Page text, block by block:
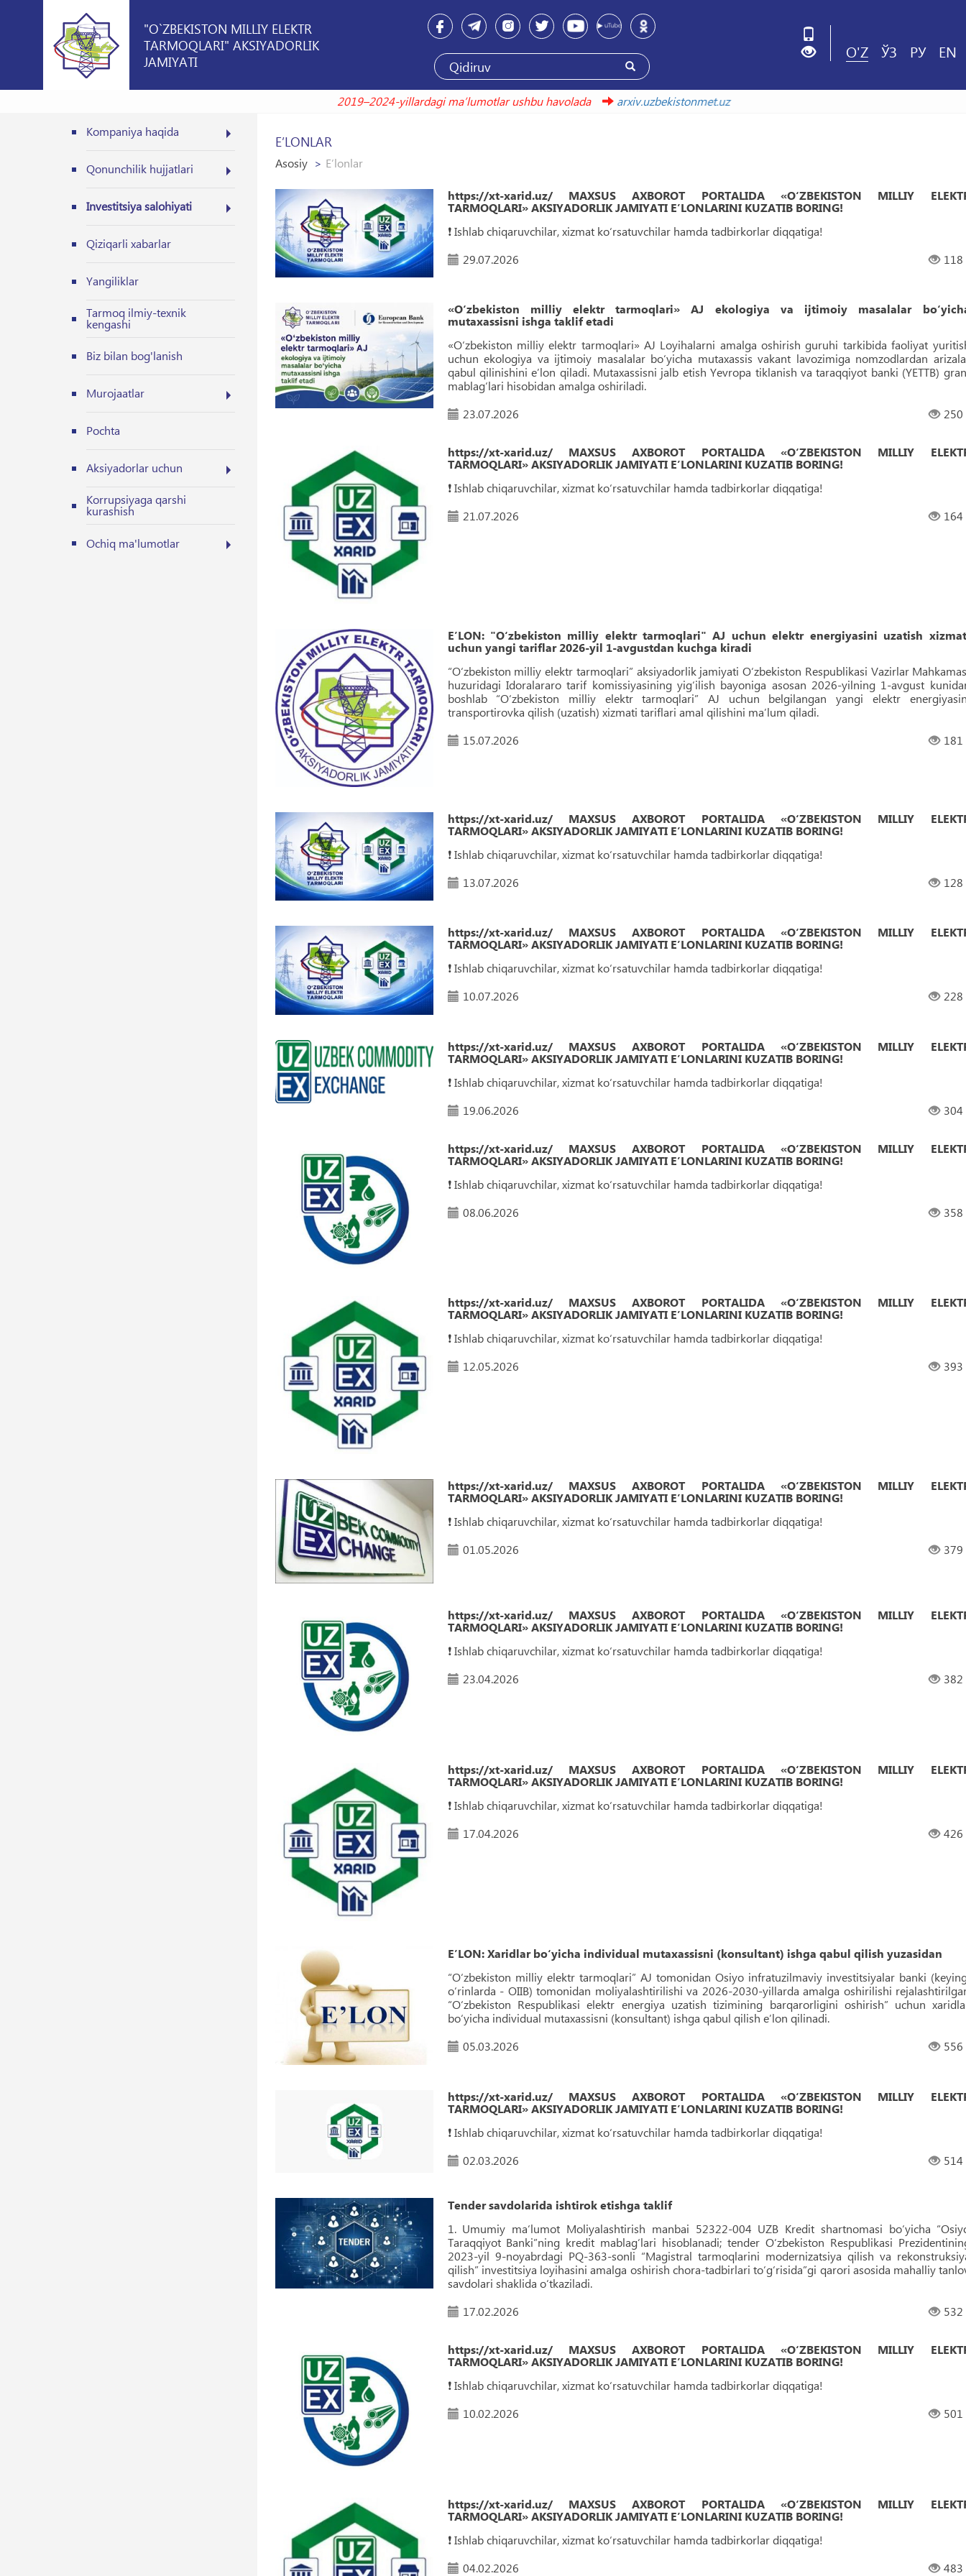
"O`ZBEKISTON MILLIY ELEKTR
TARMOQLARI" AKSIYADORLIK
JAMIYATI
O'Z ЎЗ РУ EN
2019–2024-yillardagi maʼlumotlar ushbu havolada
arxiv.uzbekistonmet.uz
Kompaniya haqida
Qonunchilik hujjatlari
Investitsiya salohiyati
Qiziqarli xabarlar
Yangiliklar
Tarmoq ilmiy-texnik
kengashi
Biz bilan bog'lanish
Murojaatlar
Pochta
Aksiyadorlar uchun
Korrupsiyaga qarshi
kurashish
Ochiq ma'lumotlar
E’LONLAR
Asosiy E’lonlar
https://xt-xarid.uz/ MAXSUS AXBOROT PORTALIDA «O‘ZBEKISTON MILLIY
TARMOQLARI» AKSIYADORLIK JAMIYATI EʼLONLARINI KUZATIB BORING!
❗️ Ishlab chiqaruvchilar, xizmat ko‘rsatuvchilar hamda tadbirkorlar diqqatiga!
29.07.2026
118
«O‘zbekiston milliy elektr tarmoqlari» AJ ekologiya va ijtimoiy masalalar
mutaxassisni ishga taklif etadi
«O‘zbekiston milliy elektr tarmoqlari» AJ Loyihalarni amalga oshirish guruhi tarkibida faoliyat
uchun ekologiya va ijtimoiy masalalar bo‘yicha mutaxassis vakant lavozimiga nomzodlardan
qabul qilinishini eʼlon qiladi. Mutaxassisni jalb etish Yevropa tiklanish va taraqqiyot banki (YETTB)
mablag‘lari hisobidan amalga oshiriladi.
23.07.2026
250
https://xt-xarid.uz/ MAXSUS AXBOROT PORTALIDA «O‘ZBEKISTON MILLIY
TARMOQLARI» AKSIYADORLIK JAMIYATI EʼLONLARINI KUZATIB BORING!
❗️ Ishlab chiqaruvchilar, xizmat ko‘rsatuvchilar hamda tadbirkorlar diqqatiga!
21.07.2026
164
EʼLON: "O‘zbekiston milliy elektr tarmoqlari" AJ uchun elektr energiyasini uzatish
uchun yangi tariflar 2026-yil 1-avgustdan kuchga kiradi
“O‘zbekiston milliy elektr tarmoqlari” aksiyadorlik jamiyati O‘zbekiston Respublikasi Vazirlar
huzuridagi Idoralararo tarif komissiyasining yig‘ilish bayoniga asosan 2026-yilning 1-avgust
boshlab “O‘zbekiston milliy elektr tarmoqlari” AJ uchun belgilangan yangi elektr
transportirovka qilish (uzatish) xizmati tariflari amal qilishini maʼlum qiladi.
15.07.2026
181
https://xt-xarid.uz/ MAXSUS AXBOROT PORTALIDA «O‘ZBEKISTON MILLIY
TARMOQLARI» AKSIYADORLIK JAMIYATI EʼLONLARINI KUZATIB BORING!
❗️ Ishlab chiqaruvchilar, xizmat ko‘rsatuvchilar hamda tadbirkorlar diqqatiga!
13.07.2026
128
https://xt-xarid.uz/ MAXSUS AXBOROT PORTALIDA «O‘ZBEKISTON MILLIY
TARMOQLARI» AKSIYADORLIK JAMIYATI EʼLONLARINI KUZATIB BORING!
❗️ Ishlab chiqaruvchilar, xizmat ko‘rsatuvchilar hamda tadbirkorlar diqqatiga!
10.07.2026
228
https://xt-xarid.uz/ MAXSUS AXBOROT PORTALIDA «O‘ZBEKISTON MILLIY
TARMOQLARI» AKSIYADORLIK JAMIYATI EʼLONLARINI KUZATIB BORING!
❗️ Ishlab chiqaruvchilar, xizmat ko‘rsatuvchilar hamda tadbirkorlar diqqatiga!
19.06.2026
304
https://xt-xarid.uz/ MAXSUS AXBOROT PORTALIDA «O‘ZBEKISTON MILLIY
TARMOQLARI» AKSIYADORLIK JAMIYATI EʼLONLARINI KUZATIB BORING!
❗️ Ishlab chiqaruvchilar, xizmat ko‘rsatuvchilar hamda tadbirkorlar diqqatiga!
08.06.2026
358
https://xt-xarid.uz/ MAXSUS AXBOROT PORTALIDA «O‘ZBEKISTON MILLIY
TARMOQLARI» AKSIYADORLIK JAMIYATI EʼLONLARINI KUZATIB BORING!
❗️ Ishlab chiqaruvchilar, xizmat ko‘rsatuvchilar hamda tadbirkorlar diqqatiga!
12.05.2026
393
https://xt-xarid.uz/ MAXSUS AXBOROT PORTALIDA «O‘ZBEKISTON MILLIY
TARMOQLARI» AKSIYADORLIK JAMIYATI EʼLONLARINI KUZATIB BORING!
❗️ Ishlab chiqaruvchilar, xizmat ko‘rsatuvchilar hamda tadbirkorlar diqqatiga!
01.05.2026
379
https://xt-xarid.uz/ MAXSUS AXBOROT PORTALIDA «O‘ZBEKISTON MILLIY
TARMOQLARI» AKSIYADORLIK JAMIYATI EʼLONLARINI KUZATIB BORING!
❗️ Ishlab chiqaruvchilar, xizmat ko‘rsatuvchilar hamda tadbirkorlar diqqatiga!
23.04.2026
382
https://xt-xarid.uz/ MAXSUS AXBOROT PORTALIDA «O‘ZBEKISTON MILLIY
TARMOQLARI» AKSIYADORLIK JAMIYATI EʼLONLARINI KUZATIB BORING!
❗️ Ishlab chiqaruvchilar, xizmat ko‘rsatuvchilar hamda tadbirkorlar diqqatiga!
17.04.2026
426
EʼLON: Хaridlar bo‘yicha individual mutaxassisni (konsultant) ishga qabul qilish yuzasidan
“Oʻzbekiston milliy elektr tarmoqlari” AJ tomonidan Osiyo infratuzilmaviy investitsiyalar banki
o‘rinlarda - OIIB) tomonidan moliyalashtirilishi va 2026-2030-yillarda amalga oshirilishi
“O‘zbekiston Respublikasi elektr energiya uzatish tizimining barqarorligini oshirish” uchun
bo‘yicha individual mutaxassisni (konsultant) ishga qabul qilish eʼlon qilinadi.
05.03.2026
556
https://xt-xarid.uz/ MAXSUS AXBOROT PORTALIDA «O‘ZBEKISTON MILLIY
TARMOQLARI» AKSIYADORLIK JAMIYATI EʼLONLARINI KUZATIB BORING!
❗️ Ishlab chiqaruvchilar, xizmat ko‘rsatuvchilar hamda tadbirkorlar diqqatiga!
02.03.2026
514
Tender savdolarida ishtirok etishga taklif
1. Umumiy ma‘lumot Moliyalashtirish manbai 52322-004 UZB Kredit shartnomasi bo‘yicha
Taraqqiyot Banki”ning kredit mablag‘lari hisoblanadi; tender O‘zbekiston Respublikasi
2023-yil 9-noyabrdagi PQ-363-sonli “Magistral tarmoqlarini modernizatsiya qilish va
qilish” investitsiya loyihasini amalga oshirish chora-tadbirlari to‘g‘risida”gi qarori asosida mahalliy
savdolari shaklida o‘tkaziladi.
17.02.2026
532
https://xt-xarid.uz/ MAXSUS AXBOROT PORTALIDA «O‘ZBEKISTON MILLIY
TARMOQLARI» AKSIYADORLIK JAMIYATI EʼLONLARINI KUZATIB BORING!
❗️ Ishlab chiqaruvchilar, xizmat ko‘rsatuvchilar hamda tadbirkorlar diqqatiga!
10.02.2026
501
https://xt-xarid.uz/ MAXSUS AXBOROT PORTALIDA «O‘ZBEKISTON MILLIY
TARMOQLARI» AKSIYADORLIK JAMIYATI EʼLONLARINI KUZATIB BORING!
❗️ Ishlab chiqaruvchilar, xizmat ko‘rsatuvchilar hamda tadbirkorlar diqqatiga!
04.02.2026
483